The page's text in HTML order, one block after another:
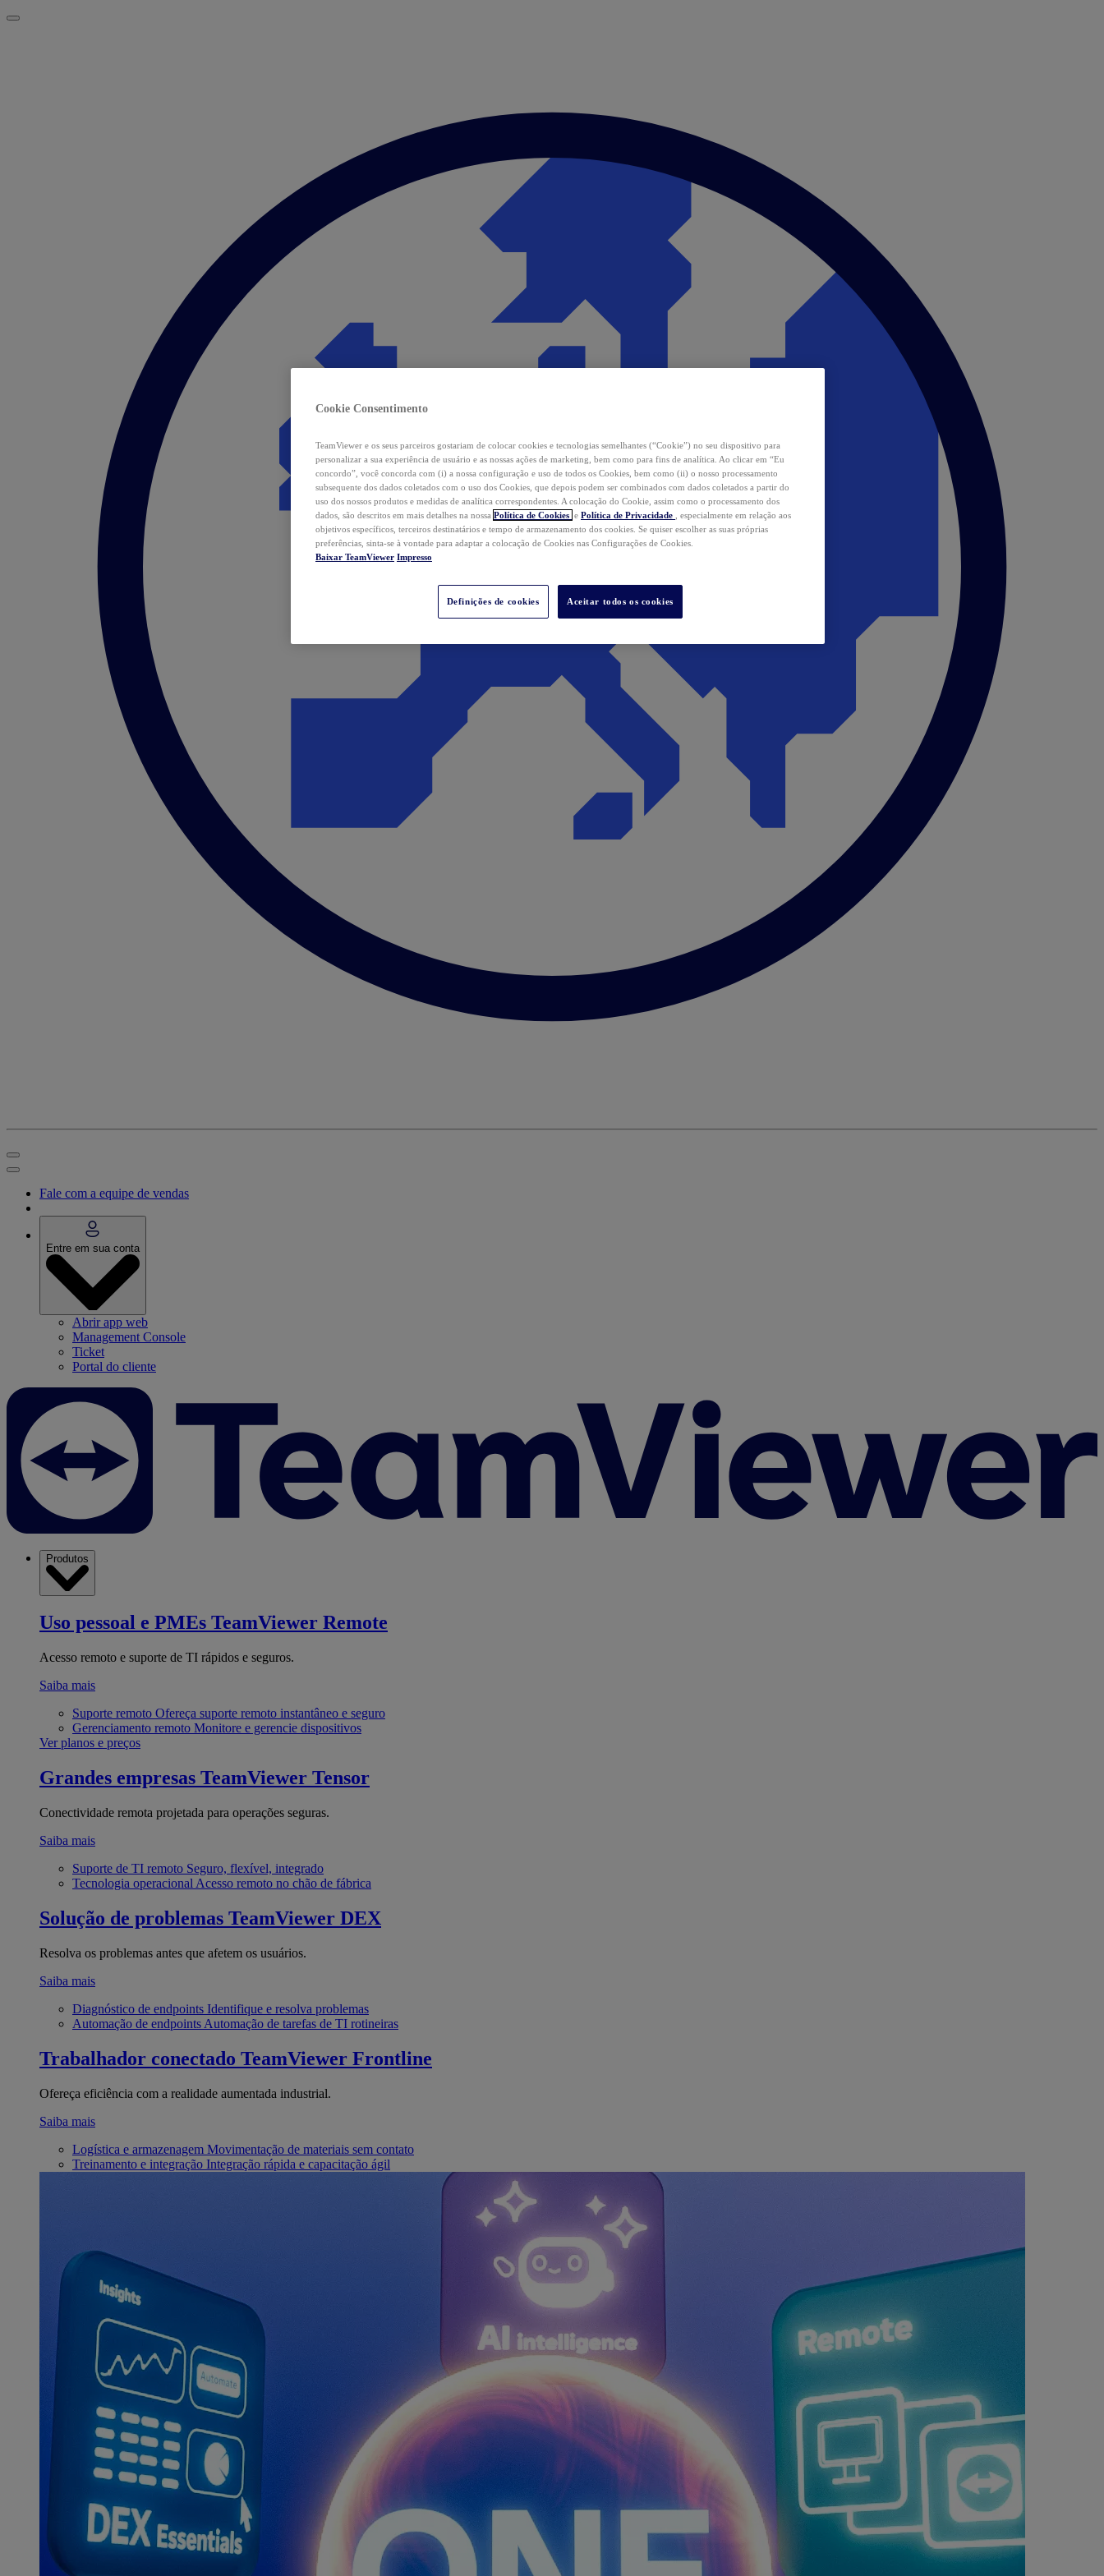
Fale com a equipe de vendas
Entre em sua conta
Abrir app web
Management Console
Ticket
Portal do cliente
Produtos
Uso pessoal e PMEs TeamViewer Remote
Acesso remoto e suporte de TI rápidos e seguros.
Saiba mais
Suporte remoto Ofereça suporte remoto instantâneo e seguro
Gerenciamento remoto Monitore e gerencie dispositivos
Ver planos e preços
Grandes empresas TeamViewer Tensor
Conectividade remota projetada para operações seguras.
Saiba mais
Suporte de TI remoto Seguro, flexível, integrado
Tecnologia operacional Acesso remoto no chão de fábrica
Solução de problemas TeamViewer DEX
Resolva os problemas antes que afetem os usuários.
Saiba mais
Diagnóstico de endpoints Identifique e resolva problemas
Automação de endpoints Automação de tarefas de TI rotineiras
Trabalhador conectado TeamViewer Frontline
Ofereça eficiência com a realidade aumentada industrial.
Saiba mais
Logística e armazenagem Movimentação de materiais sem contato
Treinamento e integração Integração rápida e capacitação ágil
Cookie Consentimento
TeamViewer e os seus parceiros gostariam de colocar cookies e tecnologias semelhantes (“Cookie”) no seu dispositivo para
personalizar a sua experiência de usuário e as nossas ações de marketing, bem como para fins de analítica. Ao clicar em “Eu
concordo”, você concorda com (i) a nossa configuração e uso de todos os Cookies, bem como (ii) o nosso processamento
subsequente dos dados coletados com o uso dos Cookies, que depois podem ser combinados com dados coletados a partir do
uso dos nossos produtos e medidas de analítica correspondentes. A colocação do Cookie, assim como o processamento dos
dados, são descritos em mais detalhes na nossa Política de Cookies e Política de Privacidade
, especialmente em relação aos
objetivos específicos, terceiros destinatários e tempo de armazenamento dos cookies. Se quiser escolher as suas próprias
preferências, sinta-se à vontade para adaptar a colocação de Cookies nas Configurações de Cookies.
Baixar TeamViewer Impresso
Definições de cookies Aceitar todos os cookies